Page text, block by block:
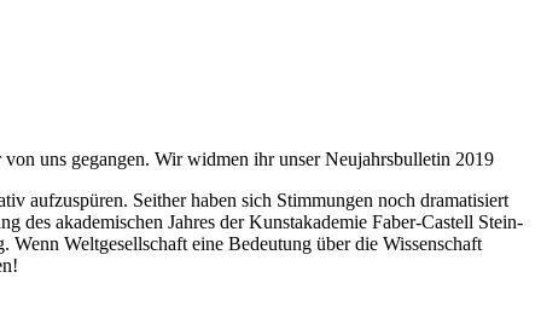
uns gegangen. Wir widmen ihr unser Neujahrsbulletin 2019
aufzuspüren. Seither haben sich Stimmungen noch dramatisiert
des akademischen Jahres der Kunstakademie Faber-Castell Stein-
Weltgesellschaft eine Bedeutung über die Wissenschaft